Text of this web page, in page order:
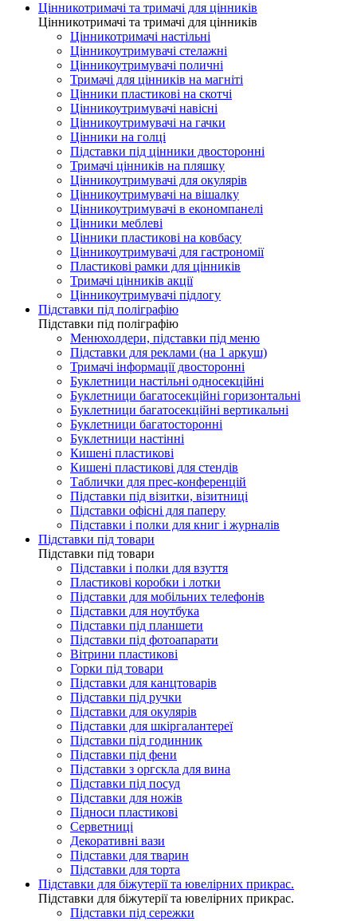
Цінникотримачі та тримачі для цінників
Цінникотримачі та тримачі для цінників
Цінникотримачі настільні
Цінникоутримувачі стелажні
Цінникоутримувачі поличні
Тримачі для цінників на магніті
Цінники пластикові на скотчі
Цінникоутримувачі навісні
Цінникоутримувачі на гачки
Цінники на голці
Підставки під цінники двосторонні
Тримачі цінників на пляшку
Цінникоутримувачі для окулярів
Цінникоутримувачі на вішалку
Цінникоутримувачі в економпанелі
Цінники меблеві
Цінники пластикові на ковбасу
Цінникоутримувачі для гастрономії
Пластикові рамки для цінників
Тримачі цінників акції
Цінникоутримувачі підлогу
Підставки під поліграфію
Підставки під поліграфію
Менюхолдери, підставки під меню
Підставки для реклами (на 1 аркуш)
Тримачі інформації двосторонні
Буклетници настільні односекційні
Буклетници багатосекційні горизонтальні
Буклетници багатосекційні вертикальні
Буклетници багатосторонні
Буклетници настінні
Кишені пластикові
Кишені пластикові для стендів
Таблички для прес-конференцій
Підставки під візитки, візитниці
Підставки офісні для паперу
Підставки і полки для книг і журналів
Підставки під товари
Підставки під товари
Підставки і полки для взуття
Пластикові коробки і лотки
Підставки для мобільних телефонів
Підставки для ноутбука
Підставки під планшети
Підставки під фотоапарати
Вітрини пластикові
Горки під товари
Підставки для канцтоварів
Підставки під ручки
Підставки для окулярів
Підставки для шкіргалантереї
Підставки під годинник
Підставки під фени
Підставки з оргскла для вина
Підставки під посуд
Підставки для ножів
Підноси пластикові
Серветниці
Декоративні вази
Підставки для тварин
Підставки для торта
Підставки для біжутерії та ювелірниx прикрас.
Підставки для біжутерії та ювелірниx прикрас.
Підставки під сережки